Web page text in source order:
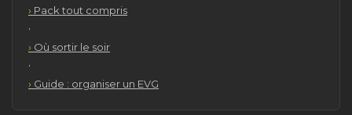
Pack tout compris
·
Où sortir le soir
·
Guide : organiser un EVG